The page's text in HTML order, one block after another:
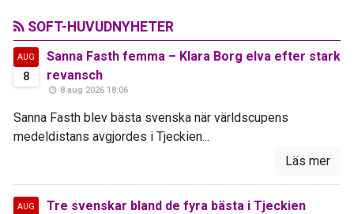
SOFT-HUVUDNYHETER
AUG
8
Sanna Fasth femma – Klara Borg elva efter stark
revansch
8 aug 2026 18:06
Sanna Fasth blev bästa svenska när världscupens
medeldistans avgjordes i Tjeckien...
Läs mer
AUG Tre svenskar bland de fyra bästa i Tjeckien